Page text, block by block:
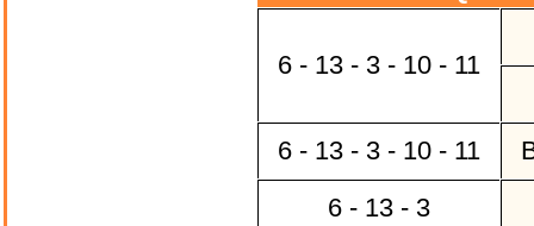
6 - 13 - 3 - 10 - 11
6 - 13 - 3 - 10 - 11
6 - 13 - 3